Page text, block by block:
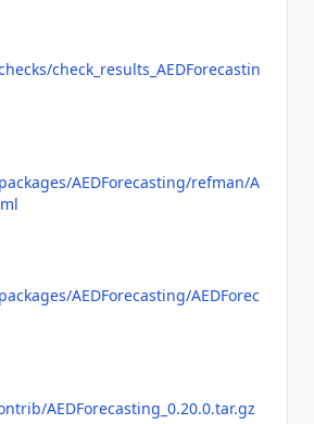
check_results_AEDForecastin
AEDForecasting/refman/A
AEDForecasting/AEDForec
AEDForecasting_0.20.0.tar.gz